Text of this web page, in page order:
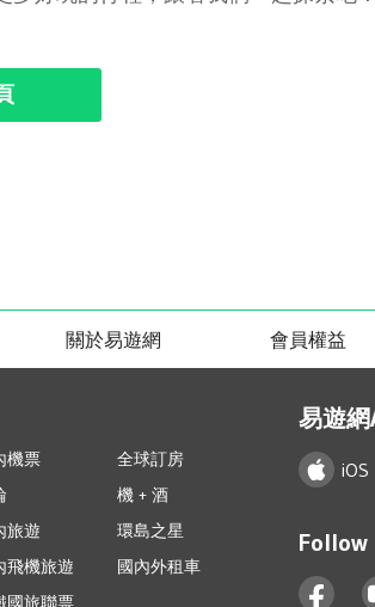
關於易遊網 會員權益
機票
全球訂房
機 + 酒
旅遊
環島之星
飛機旅遊
國內外租車
國旅聯票
易遊網
iOS
Follow